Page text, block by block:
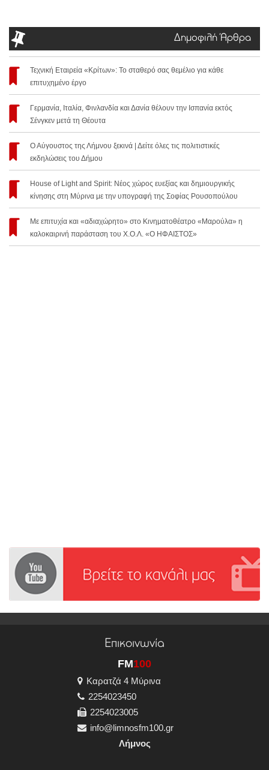
Δημοφιλή Άρθρα
Τεχνική Εταιρεία «Κρίτων»: Το σταθερό σας θεμέλιο για κάθε
επιτυχημένο έργο
Γερμανία, Ιταλία, Φινλανδία και Δανία θέλουν την Ισπανία εκτός
Σένγκεν μετά τη Θέουτα
Ο Αύγουστος της Λήμνου ξεκινά | Δείτε όλες τις πολιτιστικές
εκδηλώσεις του Δήμου
House of Light and Spirit: Νέος χώρος ευεξίας και δημιουργικής
κίνησης στη Μύρινα με την υπογραφή της Σοφίας Ρουσοπούλου
Με επιτυχία και «αδιαχώρητο» στο Κινηματοθέατρο «Μαρούλα» η
καλοκαιρινή παράσταση του Χ.Ο.Λ. «Ο ΗΦΑΙΣΤΟΣ»
Επικοινωνία
FM100
Καρατζά 4 Μύρινα
2254023450
2254023005
info@limnosfm100.gr
Λήμνος